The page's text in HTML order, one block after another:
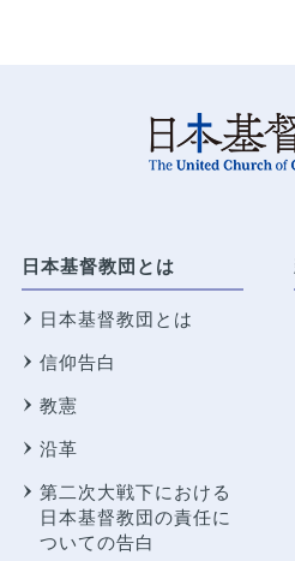
日本基督教団とは
日本基督教団とは
信仰告白
教憲
沿革
第二次大戦下における
日本基督教団の責任に
ついての告白